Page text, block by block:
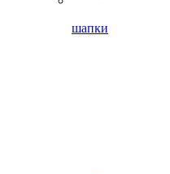
шапки